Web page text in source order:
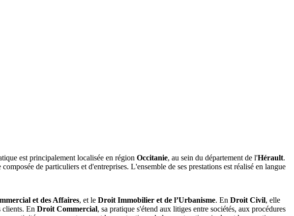
est principalement localisée en région Occitanie, au sein du département de l'Hérault.
de particuliers et d'entreprises. L'ensemble de ses prestations est réalisé en langue
et des Affaires, et le Droit Immobilier et de l’Urbanisme. En Droit Civil, elle
clients. En Droit Commercial, sa pratique s'étend aux litiges entre sociétés, aux procédures